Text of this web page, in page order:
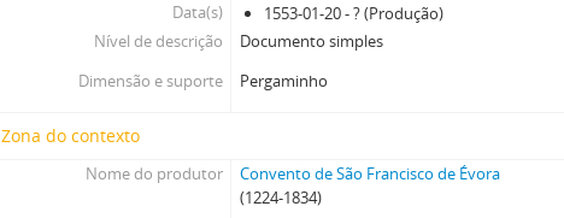
Data(s)
1553-01-20 - ? (Produção)
Nível de descrição
Documento simples
Dimensão e suporte
Pergaminho
Zona do contexto
Nome do produtor
Convento de São Francisco de Évora
(1224-1834)